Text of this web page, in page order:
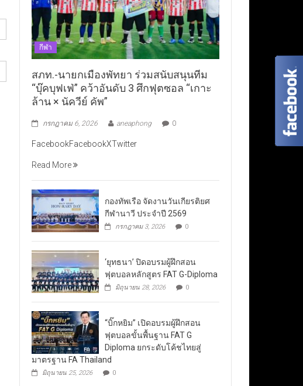
กีฬา
สภท.-นายกเมืองพัทยา ร่วมสนับสนุนทีม
“บุ๊คบุฟเฟ่” คว้าอันดับ 3 ศึกฟุตซอล “เกาะ
ล้าน × นัควีย์ คัพ”
กรกฎาคม 6, 2026 aneaphong 0
FacebookFacebookXTwitter
Read More
กองทัพเรือ จัดงานวันเกียรติยศ
กีฬานาวี ประจำปี 2569
กรกฎาคม 3, 2026 0
‘ยุทธนา’ ปิดอบรมผู้ฝึกสอน
ฟุตบอลหลักสูตร FAT G-Diploma
มิถุนายน 28, 2026 0
“บิ๊กหยิม” เปิดอบรมผู้ฝึกสอน
ฟุตบอลขั้นพื้นฐาน FAT G
Diploma ยกระดับโค้ชไทยสู่
มาตรฐาน FA Thailand
มิถุนายน 25, 2026 0